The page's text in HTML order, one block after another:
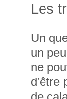
Les
Un
un
ne
d’être
de